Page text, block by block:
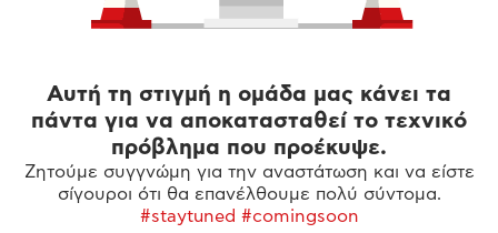
Αυτή τη στιγμή η ομάδα μας κάνει τα
πάντα για να αποκατασταθεί το τεχνικό
πρόβλημα που προέκυψε.
Ζητούμε συγγνώμη για την αναστάτωση και να είστε
σίγουροι ότι θα επανέλθουμε πολύ σύντομα.
#staytuned #comingsoon